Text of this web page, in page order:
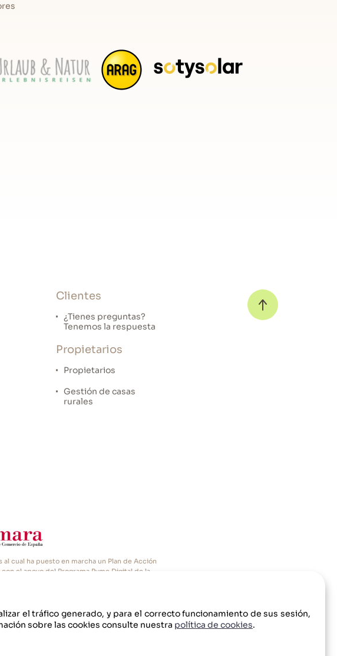
Clientes
¿Tienes preguntas?
Tenemos la respuesta
Propietarios
Propietarios
Gestión de casas
rurales
cual ha puesto en marcha un Plan de Acción
el apoyo del Programa Pyme Digital de la
el tráfico generado, y para el correcto funcionamiento de sus sesión,
sobre las cookies consulte nuestra política de cookies.